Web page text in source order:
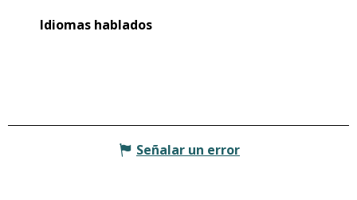
Idiomas hablados
Idiomas hablados
Señalar un error